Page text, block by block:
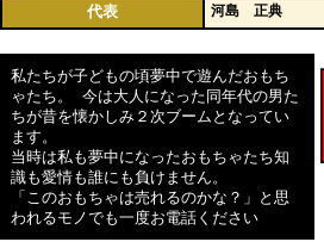
代表 河島 正典
私たちが子どもの頃夢中で遊んだおもち
ゃたち。 今は大人になった同年代の男た
ちが昔を懐かしみ２次ブームとなってい
ます。
当時は私も夢中になったおもちゃたち知
識も愛情も誰にも負けません。
「このおもちゃは売れるのかな？」と思
われるモノでも一度お電話ください